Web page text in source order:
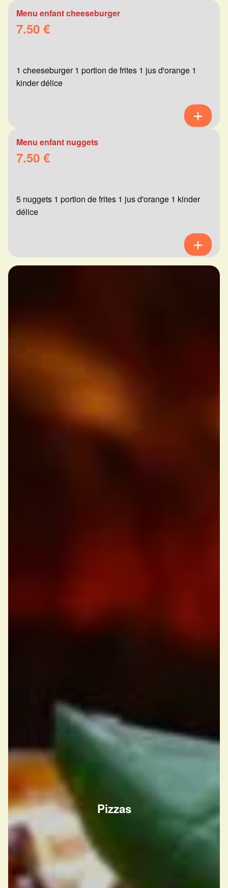
Menu enfant cheeseburger
7.50 €
1 cheeseburger 1 portion de frites 1 jus d'orange 1
kinder délice
Menu enfant nuggets
7.50 €
5 nuggets 1 portion de frites 1 jus d'orange 1 kinder
délice
Pizzas